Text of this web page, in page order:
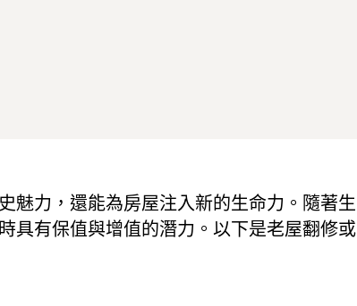
魅力，還能為房屋注入新的生命力。隨著生
具有保值與增值的潛力。以下是老屋翻修或